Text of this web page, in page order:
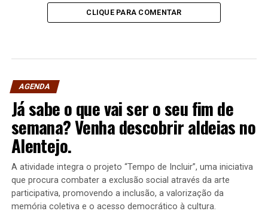
CLIQUE PARA COMENTAR
AGENDA
Já sabe o que vai ser o seu fim de
semana? Venha descobrir aldeias no
Alentejo.
A atividade integra o projeto “Tempo de Incluir”, uma iniciativa
que procura combater a exclusão social através da arte
participativa, promovendo a inclusão, a valorização da
memória coletiva e o acesso democrático à cultura.